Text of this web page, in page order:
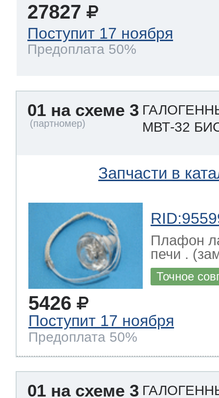
27827
Поступит 17 ноября
Предоплата 50%
01 на схеме 3
МВТ-32
Запчасти в
Плафон
печи .
Точное
5426
Поступит 17 ноября
Предоплата 50%
01 на схеме 3